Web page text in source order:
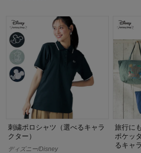
刺繍ポロシャツ（選べるキャラ
クター）
ディズニー/Disney
旅行に
ポケッ
るキャ